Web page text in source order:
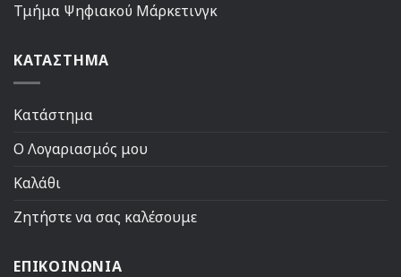
Τμήμα Ψηφιακού Μάρκετινγκ
ΚΑΤΑΣΤΗΜΑ
Κατάστημα
Ο Λογαριασμός μου
Καλάθι
Ζητήστε να σας καλέσουμε
ΕΠΙΚΟΙΝΩΝΙΑ